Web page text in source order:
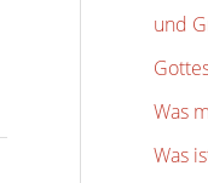
und
Was
Was